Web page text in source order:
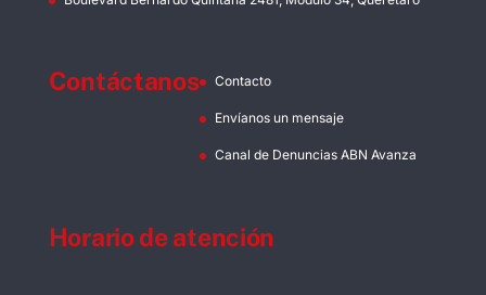
Contáctanos Contacto
Envíanos un mensaje
Canal de Denuncias ABN Avanza
Horario de atención